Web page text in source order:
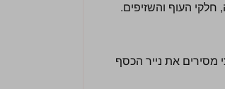
העוף והשזיפים.
לאחר שעה וחצי מסירים את נייר הכסף